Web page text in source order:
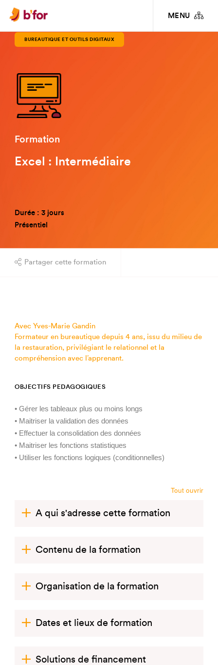
MENU
FORMATIONS
BUREAUTIQUE ET OUTILS DIGITAUX
Formation
Excel : Intermédiaire
Durée : 3 jours
Présentiel
Partager cette formation
Avec Yves-Marie Gandin
Formateur en bureautique depuis 4 ans, issu du milieu de
la restauration, privilégiant le relationnel et la
compréhension avec l’apprenant.
OBJECTIFS PEDAGOGIQUES
• Gérer les tableaux plus ou moins longs
• Maitriser la validation des données
• Effectuer la consolidation des données
• Maitriser les fonctions statistiques
• Utiliser les fonctions logiques (conditionnelles)
Tout ouvrir
A qui s'adresse cette formation
Contenu de la formation
Organisation de la formation
Dates et lieux de formation
Solutions de financement